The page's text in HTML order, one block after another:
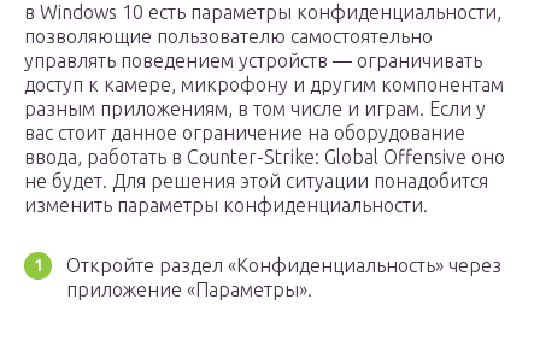
в Windows 10 есть параметры конфиденциальности,
позволяющие пользователю самостоятельно
управлять поведением устройств — ограничивать
доступ к камере, микрофону и другим компонентам
разным приложениям, в том числе и играм. Если у
вас стоит данное ограничение на оборудование
ввода, работать в Counter-Strike: Global Offensive оно
не будет. Для решения этой ситуации понадобится
изменить параметры конфиденциальности.
Откройте раздел «Конфиденциальность» через
приложение «Параметры».